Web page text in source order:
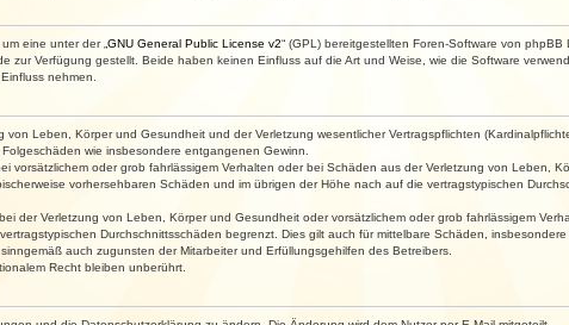
eine unter der „ GNU General Public License v2“ (GPL) bereitgestellten Foren-Software von
zur Verfügung gestellt. Beide haben keinen Einfluss auf die Art und Weise, wie die Software
nehmen.
von Leben, Körper und Gesundheit und der Verletzung wesentlicher Vertragspflichten
wie insbesondere entgangenen Gewinn.
vorsätzlichem oder grob fahrlässigem Verhalten oder bei Schäden aus der Verletzung von Leben,
vorhersehbaren Schäden und im übrigen der Höhe nach auf die vertragstypischen
der Verletzung von Leben, Körper und Gesundheit oder vorsätzlichem oder grob fahrlässigem
Durchschnittsschäden begrenzt. Dies gilt auch für mittelbare Schäden, insbesondere
auch zugunsten der Mitarbeiter und Erfüllungsgehilfen des Betreibers.
Recht bleiben unberührt.